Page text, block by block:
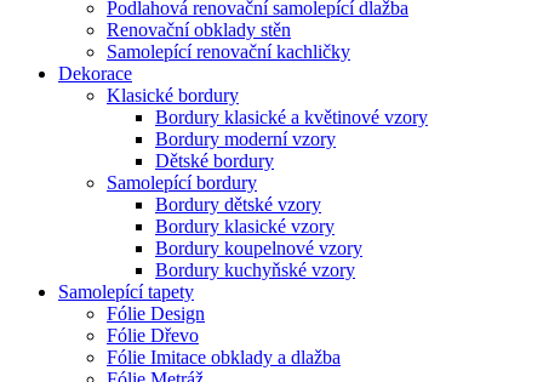
Podlahová renovační samolepící dlažba
Renovační obklady stěn
Samolepící renovační kachličky
Dekorace
Klasické bordury
Bordury klasické a květinové vzory
Bordury moderní vzory
Dětské bordury
Samolepící bordury
Bordury dětské vzory
Bordury klasické vzory
Bordury koupelnové vzory
Bordury kuchyňské vzory
Samolepící tapety
Fólie Design
Fólie Dřevo
Fólie Imitace obklady a dlažba